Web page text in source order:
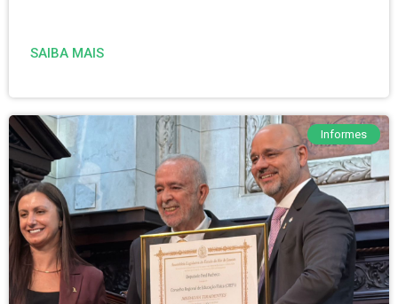
SAIBA MAIS
Informes